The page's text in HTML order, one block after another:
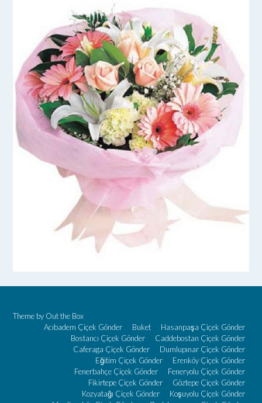
Theme by Out the Box
Acıbadem Çiçek Gönder
Buket
Hasanpaşa Çiçek Gönder
Bostancı Çiçek Gönder
Caddebostan Çiçek Gönder
Caferaga Çiçek Gönder
Dumlupınar Çiçek Gönder
Eğitim Çiçek Gönder
Erenköy Çiçek Gönder
Fenerbahçe Çiçek Gönder
Feneryolu Çiçek Gönder
Fikirtepe Çiçek Gönder
Göztepe Çiçek Gönder
Kozyatağı Çiçek Gönder
Koşuyolu Çiçek Gönder